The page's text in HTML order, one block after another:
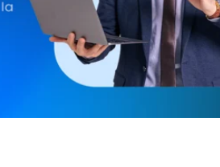
que también crea una
en mayor enfoque y menos
la fatiga mental y las